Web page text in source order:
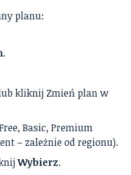
planu:
.
kliknij Zmień plan w
Basic, Premium
– zależnie od regionu).
Wybierz.